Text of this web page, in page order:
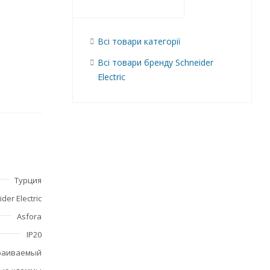
Турция
Electric
Asfora
IP20
Всі товари категорії
Всі товари бренду Schneider
Electric